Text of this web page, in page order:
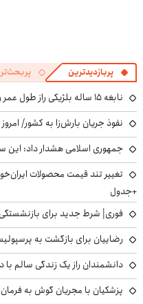
پربازدیدترین
نابغه ۱۵ ساله بلژیکی راز طول عمر و توقف پیری انسان را کشف می‌کند؟
نفوذ جریان بارش‌زا به کشور/
جمهوری اسلامی هشدار داد:
+جدول
فوری| شرط جدید برای
رضاییان برای بازگشت به
دانشمندان راز یک زندگی سالم
پزشکیان با مجریان گوش به